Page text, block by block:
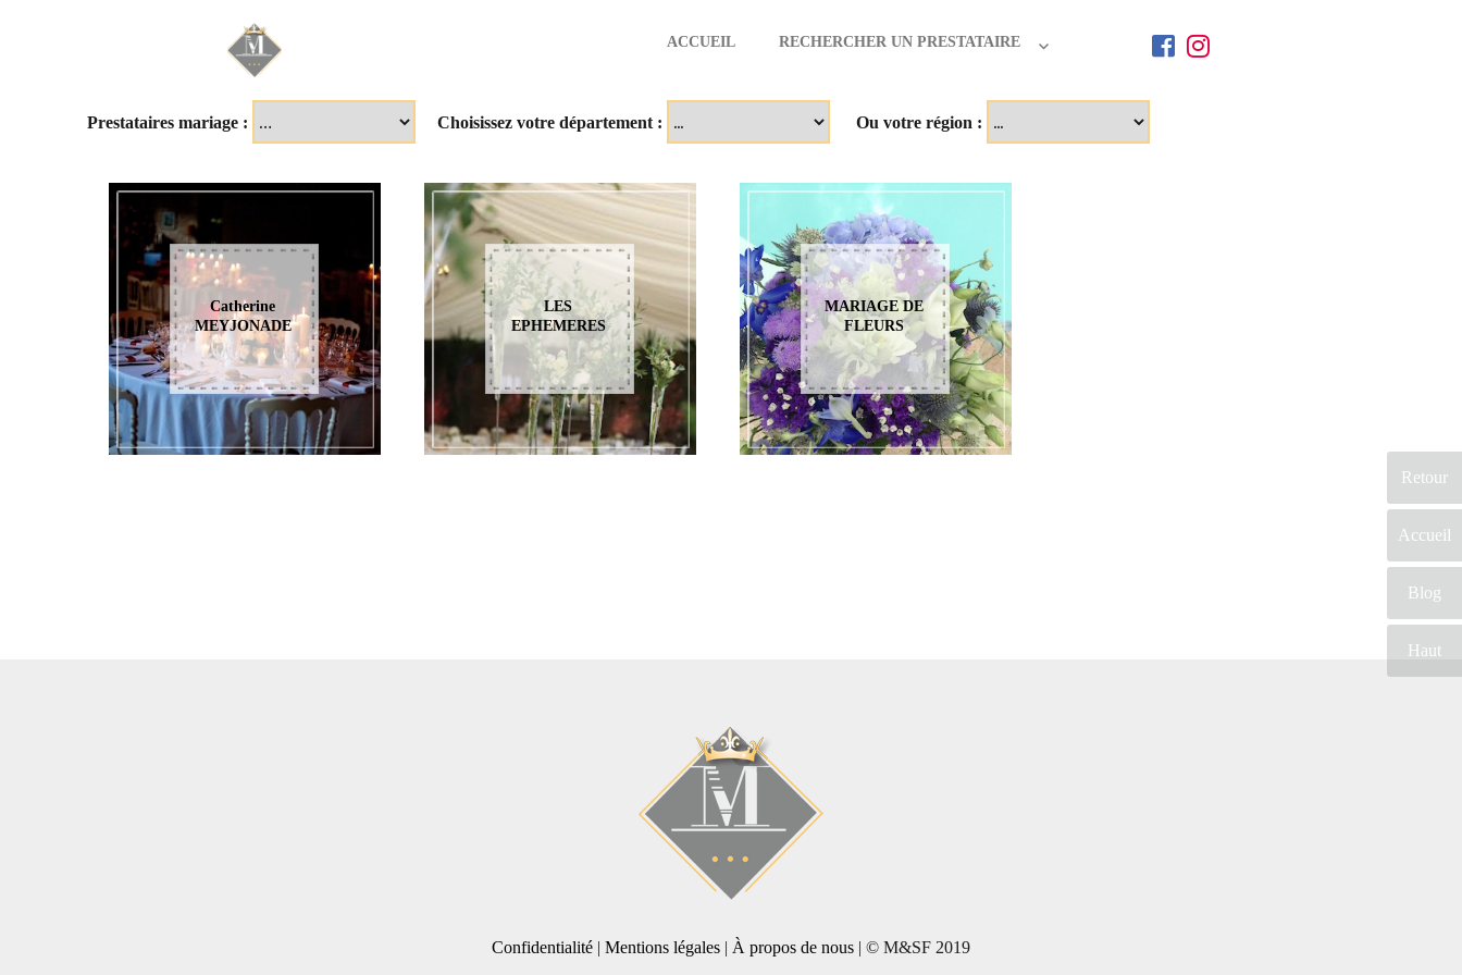
Mariage & Savoir faire
ACCUEIL RECHERCHER UN PRESTATAIRE
Retour
Accueil
Blog
Haut
Prestataires mariage : Choisissez votre département : Ou votre région :
Catherine
MEYJONADE
LES
EPHEMERES
MARIAGE DE
FLEURS
Confidentialité| Mentions légales| À propos de nous| © M&SF 2019